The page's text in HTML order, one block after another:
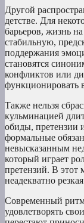
Другой
детстве. Для
барьеров, жизнь
стабильную,
поддержания
становятся
конфликтов или
функционировать
Также нельзя
кульминацией
обиды, претензии
формальные
невысказанным
который играет
претензий. В этот
неадекватно
Современный ритм
удовлетворять